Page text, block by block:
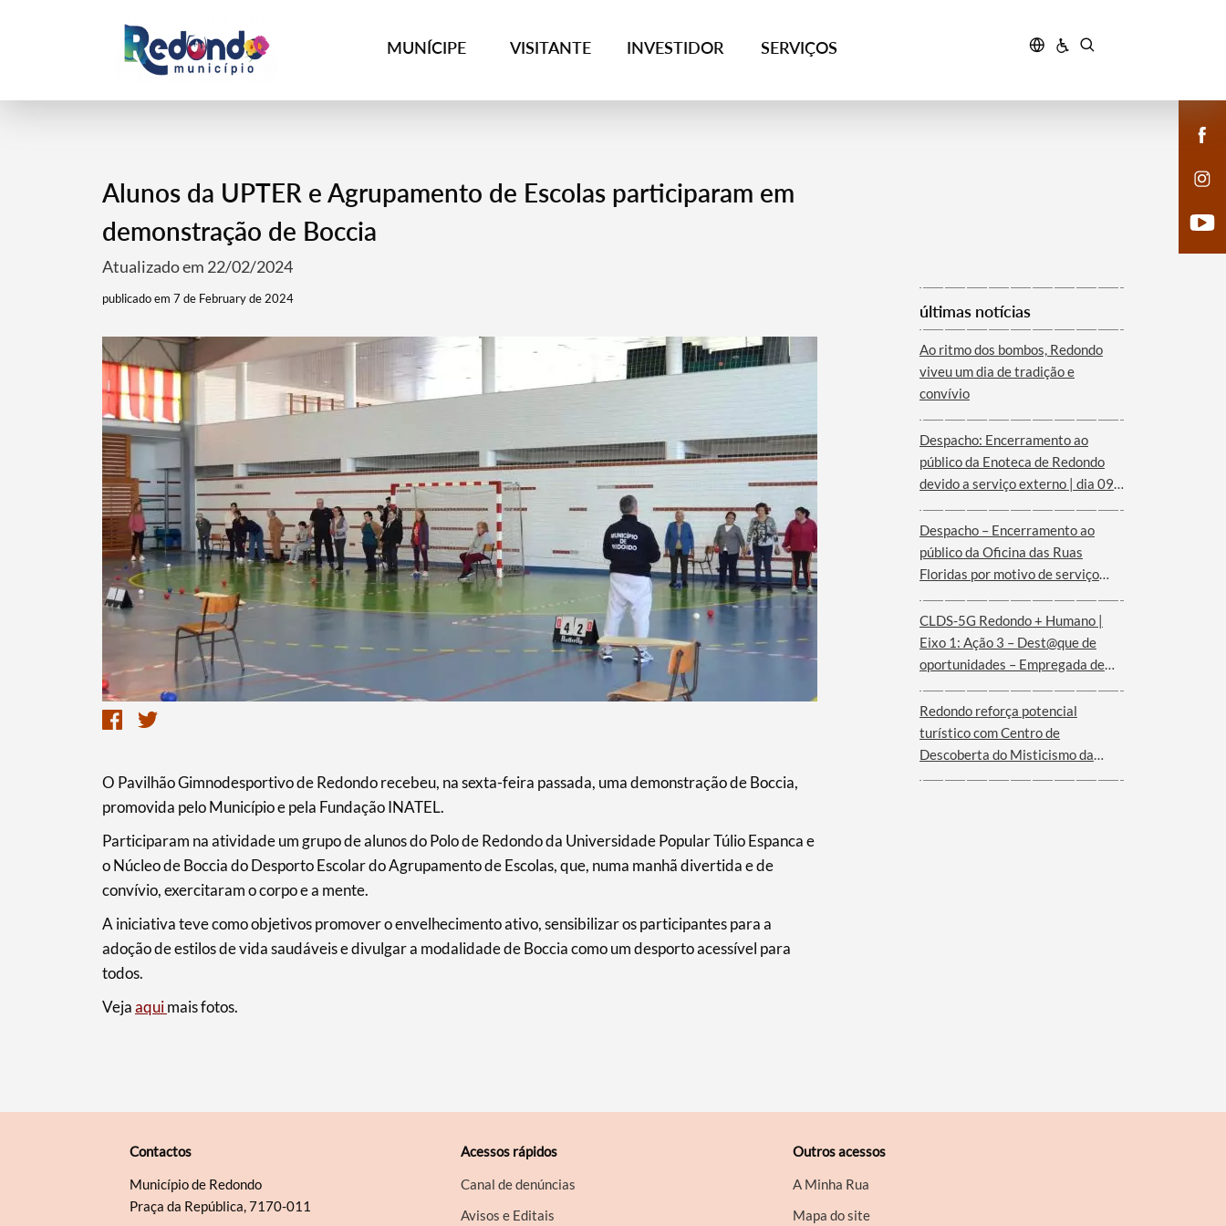
MUNÍCIPE VISITANTE INVESTIDOR SERVIÇOS
Termo de Pesquisa
Categorias gerais
Filtros
Alunos da UPTER e Agrupamento de Escolas participaram em
demonstração de Boccia
Atualizado em 22/02/2024
publicado em 7 de February de 2024
O Pavilhão Gimnodesportivo de Redondo recebeu, na sexta-feira passada, uma demonstração de Boccia,
promovida pelo Município e pela Fundação INATEL.
Participaram na atividade um grupo de alunos do Polo de Redondo da Universidade Popular Túlio Espanca e
o Núcleo de Boccia do Desporto Escolar do Agrupamento de Escolas, que, numa manhã divertida e de
convívio, exercitaram o corpo e a mente.
A iniciativa teve como objetivos promover o envelhecimento ativo, sensibilizar os participantes para a
adoção de estilos de vida saudáveis e divulgar a modalidade de Boccia como um desporto acessível para
todos.
Vejaaquimais fotos.
últimas notícias
Ao ritmo dos bombos, Redondo
viveu um dia de tradição e
convívio
Despacho: Encerramento ao
público da Enoteca de Redondo
devido a serviço externo | dia 09
Despacho – Encerramento ao
público da Oficina das Ruas
Floridas por motivo de serviço
CLDS-5G Redondo + Humano |
Eixo 1: Ação 3 – Dest@que de
oportunidades – Empregada de
Paulo – Serra d´Ossa)
Redondo reforça potencial
turístico com Centro de
Descoberta do Misticismo da
Serra d´Ossa
Contactos
Município de Redondo
Praça da República, 7170-011
Acessos rápidos
Canal de denúncias
Avisos e Editais
Outros acessos
A Minha Rua
Mapa do site